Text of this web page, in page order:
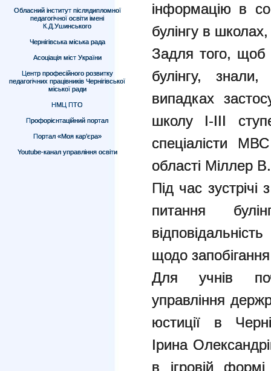
Обласний інститут післядипломної
педагогічної освіти імені
К.Д.Ушинського
Чернігівська міська рада
Асоціація міст України
Центр професійного розвитку
педагогічних працівників Чернігівської
міської ради
НМЦ ПТО
Профорієнтаційний портал
Портал «Моя кар’єра»
Youtube-канал управління освіти
інформацію в
булінгу в
Задля того, щоб
булінгу,
випадках
школу І-ІІІ
спеціалісти
області Міллер
Під час
питання
щодо
Для учнів
управління
юстиції в
Ірина
в ігровій